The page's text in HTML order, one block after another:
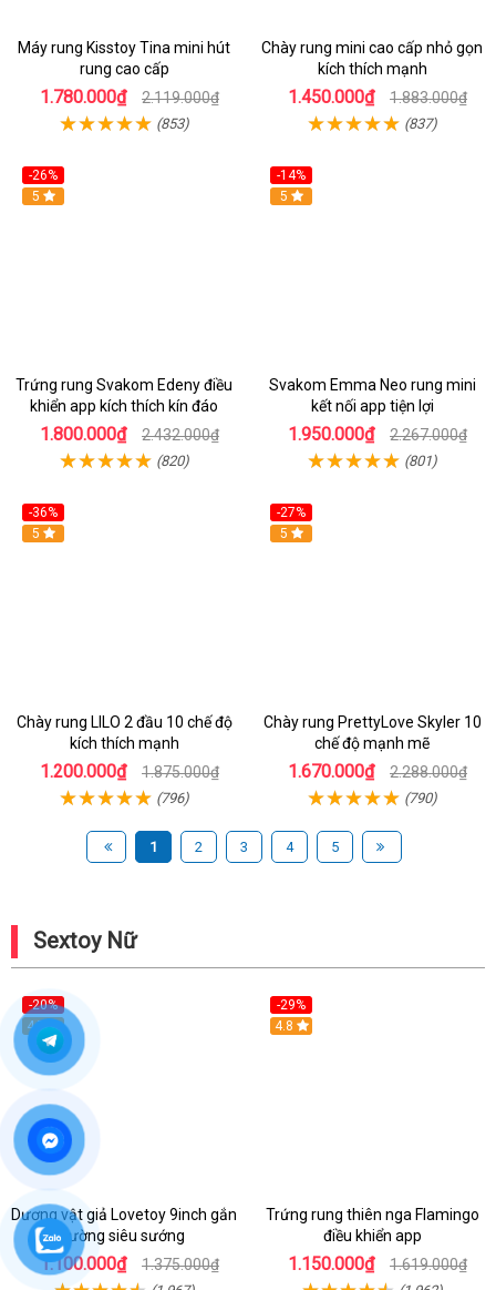
Máy rung Kisstoy Tina mini hút
rung cao cấp
1.780.000₫ 2.119.000₫
(853)
Chày rung mini cao cấp nhỏ gọn
kích thích mạnh
1.450.000₫ 1.883.000₫
(837)
-26%
Hot
5
Trứng rung Svakom Edeny điều
khiển app kích thích kín đáo
1.800.000₫ 2.432.000₫
(820)
-14%
Hot
5
Svakom Emma Neo rung mini
kết nối app tiện lợi
1.950.000₫ 2.267.000₫
(801)
-36%
Hot
5
Chày rung LILO 2 đầu 10 chế độ
kích thích mạnh
1.200.000₫ 1.875.000₫
(796)
-27%
Hot
5
Chày rung PrettyLove Skyler 10
chế độ mạnh mẽ
1.670.000₫ 2.288.000₫
(790)
1 2 3 4 5
Sextoy Nữ
-20%
Hot
4.7
Dương vật giả Lovetoy 9inch gắn
tường siêu sướng
1.100.000₫ 1.375.000₫
-29%
Hot
4.8
Trứng rung thiên nga Flamingo
điều khiển app
1.150.000₫ 1.619.000₫